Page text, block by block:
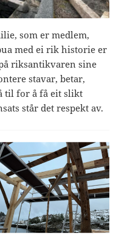
som er medlem,
med ei rik historie er
riksantikvaren sine
stavar, betar,
til for å få eit slikt
står det respekt av.